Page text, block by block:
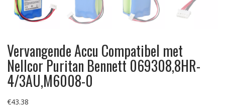
Vervangende Accu Compatibel met
Nellcor Puritan Bennett 069308,8HR-
4/3AU,M6008-0
€43.38